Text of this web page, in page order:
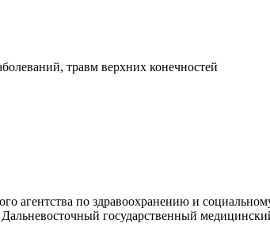
травм верхних конечностей
агентства по здравоохранению и
государственный